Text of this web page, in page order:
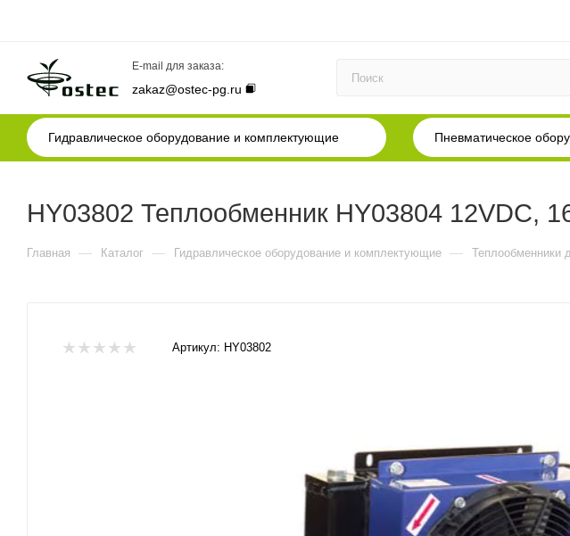
E-mail для заказа:
zakaz@ostec-pg.ru
Гидравлическое оборудование и комплектующие Пневматическое
HY03802 Теплообменник HY03804 12VDC,
Главная — Каталог — Гидравлическое оборудование и комплектующие — Теплообменники
Артикул: HY03802